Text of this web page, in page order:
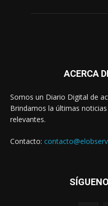
ACERCA
Somos un Diario Digital de
Brindamos la últimas
relevantes.
Contacto: